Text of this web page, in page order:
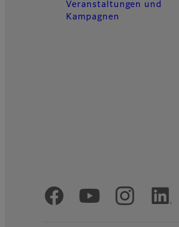
Veranstaltungen und
Kampagnen
Offizielle soziale Medien